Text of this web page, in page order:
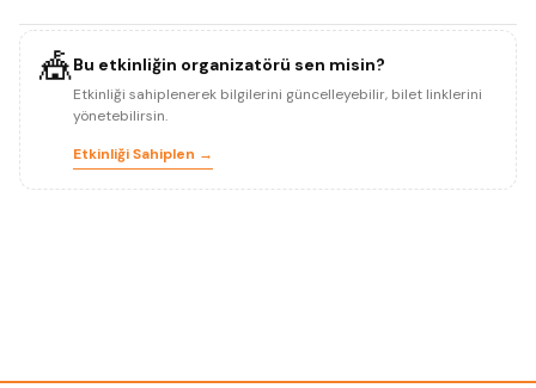
🎪Bu etkinliğin organizatörü sen misin?
Etkinliği sahiplenerek bilgilerini güncelleyebilir, bilet linklerini
yönetebilirsin.
Etkinliği Sahiplen →